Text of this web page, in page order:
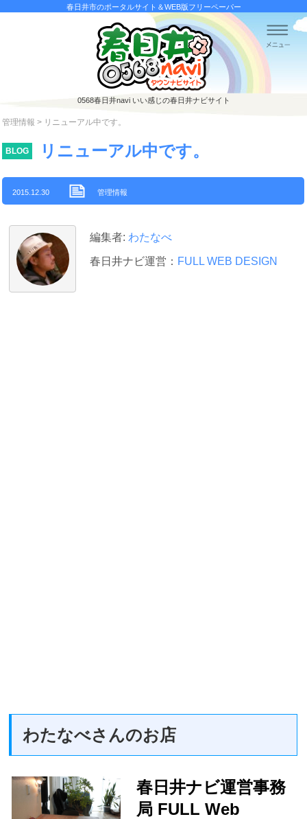
春日井市のポータルサイト＆WEB版フリーペーパー
0568春日井naviいい感じの春日井ナビサイト
管理情報 > リニューアル中です。
リニューアル中です。
BLOG
2015.12.30 管理情報
編集者: わたなべ
春日井ナビ運営： FULL WEB DESIGN
わたなべさんのお店
春日井ナビ運営事務
局 FULL Web